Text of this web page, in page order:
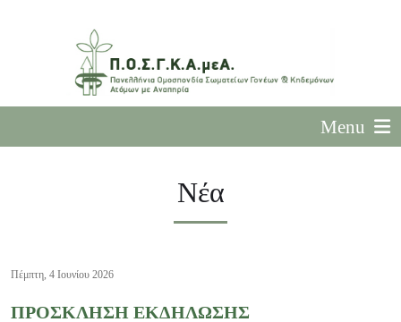
Menu
Νέα
Πέμπτη, 4 Ιουνίου 2026
ΠΡΟΣΚΛΗΣΗ ΕΚΔΗΛΩΣΗΣ